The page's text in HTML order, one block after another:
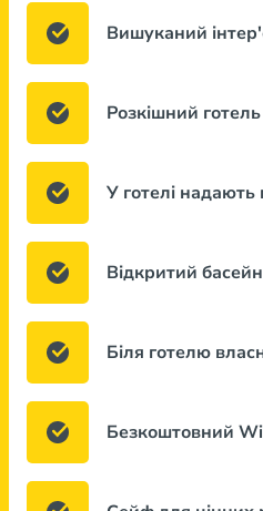
Вишуканий
Розкішний готель
У готелі
Відкритий
Біля готелю
Безкоштовний